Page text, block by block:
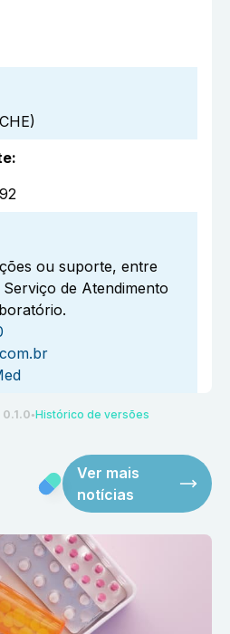
:
ou suporte, entre
de Atendimento
0.1.0 ●Histórico de versões
Ver mais
notícias